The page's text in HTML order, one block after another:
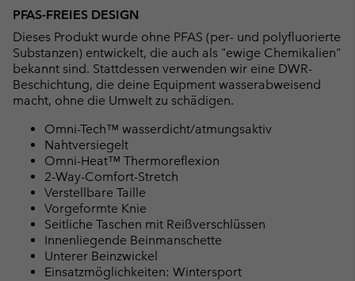
PFAS-FREIES DESIGN
Dieses Produkt wurde ohne PFAS (per- und polyfluorierte
Substanzen) entwickelt, die auch als "ewige Chemikalien"
bekannt sind. Stattdessen verwenden wir eine DWR-
Beschichtung, die deine Equipment wasserabweisend
macht, ohne die Umwelt zu schädigen.
Omni-Tech™ wasserdicht/atmungsaktiv
Nahtversiegelt
Omni-Heat™ Thermoreflexion
2-Way-Comfort-Stretch
Verstellbare Taille
Vorgeformte Knie
Seitliche Taschen mit Reißverschlüssen
Innenliegende Beinmanschette
Unterer Beinzwickel
Einsatzmöglichkeiten: Wintersport